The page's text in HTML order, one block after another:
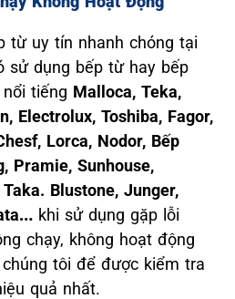
từ uy tín nhanh chóng tại
sử dụng bếp từ hay bếp
tiếng Malloca, Teka,
Electrolux, Toshiba, Fagor,
Lorca, Nodor, Bếp
Pramie, Sunhouse,
Blustone, Junger,
… khi sử dụng gặp lỗi
chạy, không hoạt động
tôi để được kiểm tra
quả nhất.